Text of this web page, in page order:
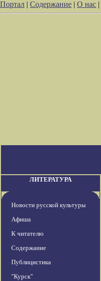
Портал | Содержание | О нас |
ЛИТЕРАТУРА
Новости русской культуры
Афиша
К читателю
Содержание
Публицистика
"Курск"